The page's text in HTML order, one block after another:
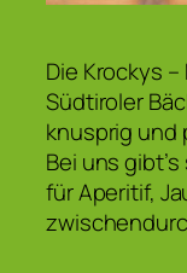
Die Krockys
Südtiroler
knusprig und
Bei uns
für Aperitif,